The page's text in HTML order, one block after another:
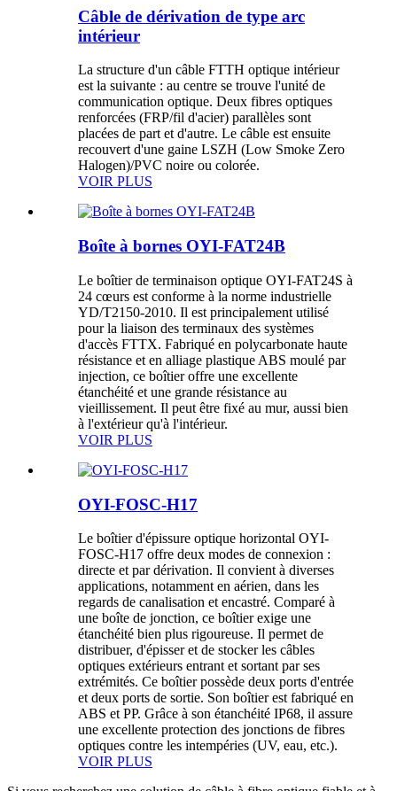
Câble de dérivation de type arc
intérieur
La structure d'un câble FTTH optique intérieur
est la suivante : au centre se trouve l'unité de
communication optique. Deux fibres optiques
renforcées (FRP/fil d'acier) parallèles sont
placées de part et d'autre. Le câble est ensuite
recouvert d'une gaine LSZH (Low Smoke Zero
Halogen)/PVC noire ou colorée.
VOIR PLUS
Boîte à bornes OYI-FAT24B
Le boîtier de terminaison optique OYI-FAT24S à
24 cœurs est conforme à la norme industrielle
YD/T2150-2010. Il est principalement utilisé
pour la liaison des terminaux des systèmes
d'accès FTTX. Fabriqué en polycarbonate haute
résistance et en alliage plastique ABS moulé par
injection, ce boîtier offre une excellente
étanchéité et une grande résistance au
vieillissement. Il peut être fixé au mur, aussi bien
à l'extérieur qu'à l'intérieur.
VOIR PLUS
OYI-FOSC-H17
Le boîtier d'épissure optique horizontal OYI-
FOSC-H17 offre deux modes de connexion :
directe et par dérivation. Il convient à diverses
applications, notamment en aérien, dans les
regards de canalisation et encastré. Comparé à
une boîte de jonction, ce boîtier exige une
étanchéité bien plus rigoureuse. Il permet de
distribuer, d'épisser et de stocker les câbles
optiques extérieurs entrant et sortant par ses
extrémités. Ce boîtier possède deux ports d'entrée
et deux ports de sortie. Son boîtier est fabriqué en
ABS et PP. Grâce à son étanchéité IP68, il assure
une excellente protection des jonctions de fibres
optiques contre les intempéries (UV, eau, etc.).
VOIR PLUS